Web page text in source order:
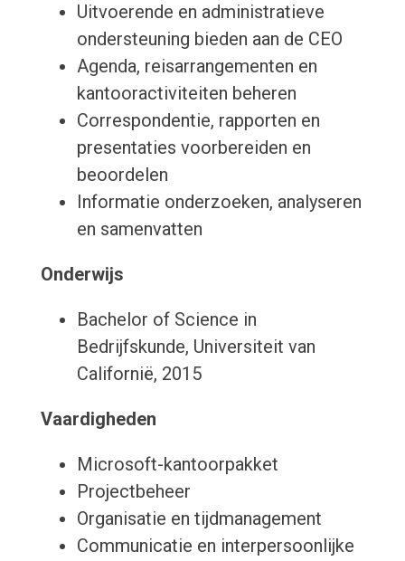
Uitvoerende en administratieve
ondersteuning bieden aan de CEO
Agenda, reisarrangementen en
kantooractiviteiten beheren
Correspondentie, rapporten en
presentaties voorbereiden en
beoordelen
Informatie onderzoeken, analyseren
en samenvatten
Onderwijs
Bachelor of Science in
Bedrijfskunde, Universiteit van
Californië, 2015
Vaardigheden
Microsoft-kantoorpakket
Projectbeheer
Organisatie en tijdmanagement
Communicatie en interpersoonlijke